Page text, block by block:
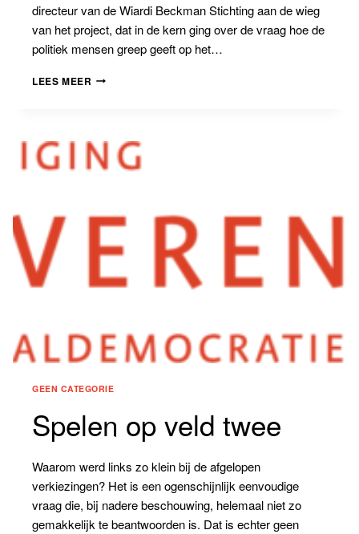
directeur van de Wiardi Beckman Stichting aan de wieg
van het project, dat in de kern ging over de vraag hoe de
politiek mensen greep geeft op het…
LEES MEER DE
OP
HET
GEEN CATEGORIE
Spelen op veld twee
Waarom werd links zo klein bij de afgelopen
verkiezingen? Het is een ogenschijnlijk eenvoudige
vraag die, bij nadere beschouwing, helemaal niet zo
gemakkelijk te beantwoorden is. Dat is echter geen